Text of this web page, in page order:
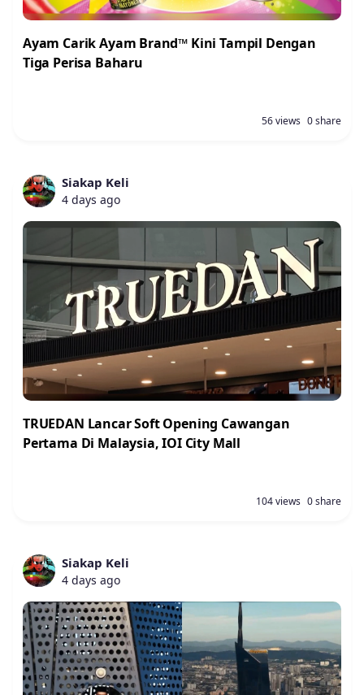
Ayam Carik Ayam Brand™ Kini Tampil Dengan
Tiga Perisa Baharu
0 share
56 views
Siakap Keli
4 days ago
TRUEDAN Lancar Soft Opening Cawangan
Pertama Di Malaysia, IOI City Mall
0 share
104 views
Siakap Keli
4 days ago